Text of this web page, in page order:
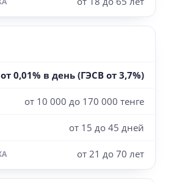
от 0,01% в день (ГЭСВ от 3,7%)
от 10 000 до 170 000 тенге
от 15 до 45 дней
от 21 до 70 лет